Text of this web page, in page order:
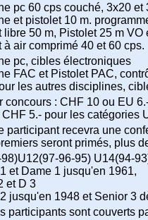
pc 60 cps couché, 3x20
et pistolet 10 m.
libre 50 m, Pistolet 25 m
à air comprimé 40 et 60 cps.
pc, cibles électroniques
FAC et Pistolet PAC,
les autres disciplines,
concours : CHF 10 ou EU
CHF 5.- pour les catégories
participant recevra une
seront primés, plus
96-95) U14(94-
et Dame 1 jusqu'en 1961,
et D 3
jusqu'en 1948 et Senior 3
participants sont couverts